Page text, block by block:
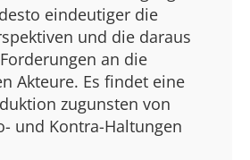
eindeutiger die
und die daraus
an die
Akteure. Es findet eine
zugunsten von
und Kontra-Haltungen